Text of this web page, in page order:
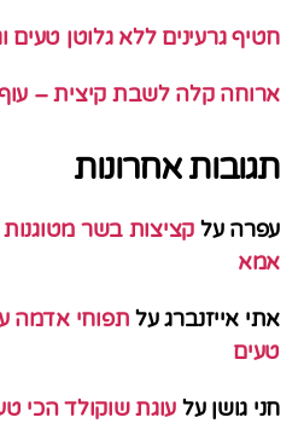
חטיף גרעינים ללא גלוטן טעים
ארוחה קלה לשבת קיצית –
תגובות אחרונות
עפרה על קציצות בשר
אמא
אתי אייזנברגעל תפוחי אדמה
טעים
חני גושן על עוגת שוקולד הכי